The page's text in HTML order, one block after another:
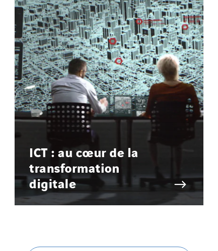
ICT : au cœur de la
transformation
digitale